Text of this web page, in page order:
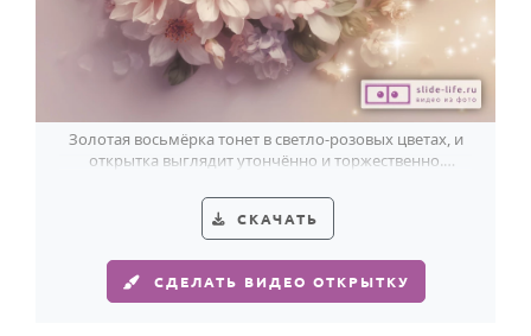
Золотая восьмёрка тонет в светло-розовых цветах, и
открытка выглядит утончённо и торжественно.
СКАЧАТЬ
СДЕЛАТЬ ВИДЕО ОТКРЫТКУ